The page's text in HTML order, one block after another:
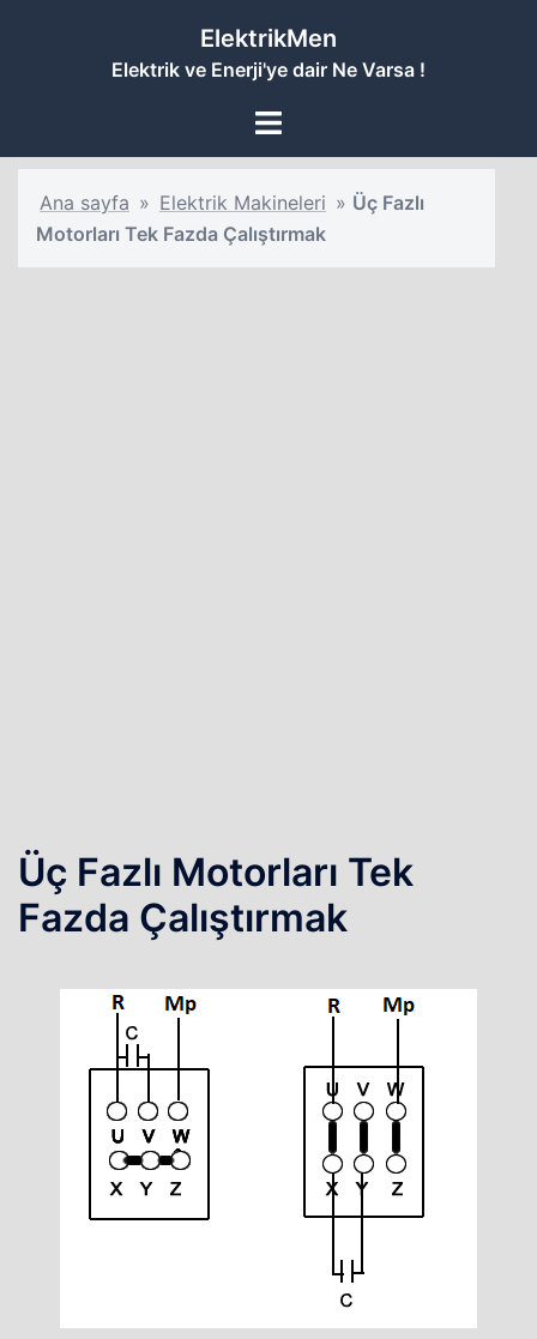
ElektrikMen
Elektrik ve Enerji'ye dair Ne Varsa !
Toggle
Ana sayfa » Elektrik Makineleri » Üç Fazlı
Motorları Tek Fazda Çalıştırmak
Üç Fazlı Motorları Tek
Fazda Çalıştırmak